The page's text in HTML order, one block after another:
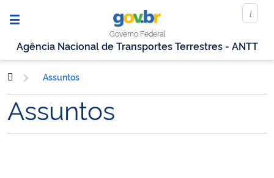
Governo Federal
Agência Nacional de Transportes Terrestres - ANTT
Assuntos
Assuntos